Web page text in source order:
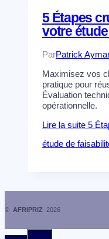
5 Étapes
votre
ParPatrick
Maximisez vos
pratique pour
Évaluation
opérationnelle.
Lire la suite 5
étude de
© AFRIPRIZ 2026